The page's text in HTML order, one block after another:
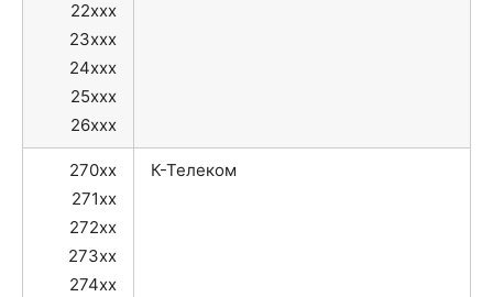
22xxx
23xxx
24xxx
25xxx
26xxx
270xx
271xx
272xx
273xx
274xx
К-Телеком